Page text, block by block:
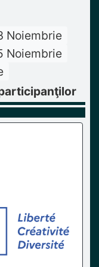
Noiembrie
Noiembrie